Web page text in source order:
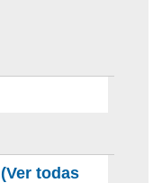
(Ver todas